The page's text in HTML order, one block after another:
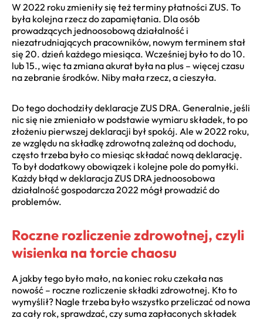
W 2022 roku zmieniły się też terminy płatności ZUS. To
była kolejna rzecz do zapamiętania. Dla osób
prowadzących jednoosobową działalność i
niezatrudniających pracowników, nowym terminem stał
się 20. dzień każdego miesiąca. Wcześniej było to do 10.
lub 15., więc ta zmiana akurat była na plus – więcej czasu
na zebranie środków. Niby mała rzecz, a cieszyła.
Do tego dochodziły deklaracje ZUS DRA. Generalnie, jeśli
nic się nie zmieniało w podstawie wymiaru składek, to po
złożeniu pierwszej deklaracji był spokój. Ale w 2022 roku,
ze względu na składkę zdrowotną zależną od dochodu,
często trzeba było co miesiąc składać nową deklarację.
To był dodatkowy obowiązek i kolejne pole do pomyłki.
Każdy błąd w deklaracja ZUS DRA jednoosobowa
działalność gospodarcza 2022 mógł prowadzić do
problemów.
Roczne rozliczenie zdrowotnej, czyli
wisienka na torcie chaosu
A jakby tego było mało, na koniec roku czekała nas
nowość – roczne rozliczenie składki zdrowotnej. Kto to
wymyślił? Nagle trzeba było wszystko przeliczać od nowa
za cały rok, sprawdzać, czy suma zapłaconych składek